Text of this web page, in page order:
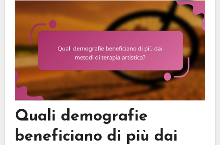
Quali demografie
beneficiano di più dai